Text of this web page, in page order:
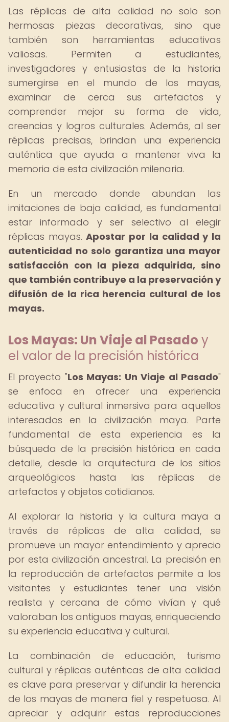
Las réplicas de alta calidad no solo son
hermosas piezas decorativas, sino que
también son herramientas educativas
valiosas. Permiten a estudiantes,
investigadores y entusiastas de la historia
sumergirse en el mundo de los mayas,
examinar de cerca sus artefactos y
comprender mejor su forma de vida,
creencias y logros culturales. Además, al ser
réplicas precisas, brindan una experiencia
auténtica que ayuda a mantener viva la
memoria de esta civilización milenaria.
En un mercado donde abundan las
imitaciones de baja calidad, es fundamental
estar informado y ser selectivo al elegir
réplicas mayas.Apostar por la calidad y la
autenticidad no solo garantiza una mayor
satisfacción con la pieza adquirida, sino
que también contribuye a la preservación y
difusión de la rica herencia cultural de los
mayas.
Los Mayas: Un Viaje al Pasado y
el valor de la precisión histórica
El proyecto "Los Mayas: Un Viaje al Pasado"
se enfoca en ofrecer una experiencia
educativa y cultural inmersiva para aquellos
interesados en la civilización maya. Parte
fundamental de esta experiencia es la
búsqueda de la precisión histórica en cada
detalle, desde la arquitectura de los sitios
arqueológicos hasta las réplicas de
artefactos y objetos cotidianos.
Al explorar la historia y la cultura maya a
través de réplicas de alta calidad, se
promueve un mayor entendimiento y aprecio
por esta civilización ancestral. La precisión en
la reproducción de artefactos permite a los
visitantes y estudiantes tener una visión
realista y cercana de cómo vivían y qué
valoraban los antiguos mayas, enriqueciendo
su experiencia educativa y cultural.
La combinación de educación, turismo
cultural y réplicas auténticas de alta calidad
es clave para preservar y difundir la herencia
de los mayas de manera fiel y respetuosa. Al
apreciar y adquirir estas reproducciones